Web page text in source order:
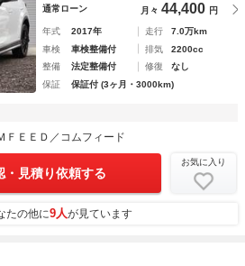
通常ローン 月々 44,400 円
年式 2017年 走行
7.0万km
車検
車検整備付 排気
2200cc
整備
法定整備付 修復
なし
保証
保証付 (3ヶ月・3000km)
ＦＥＥＤ／コムフィード
・見積り依頼する
お気に入り
たの他に9人が見ています